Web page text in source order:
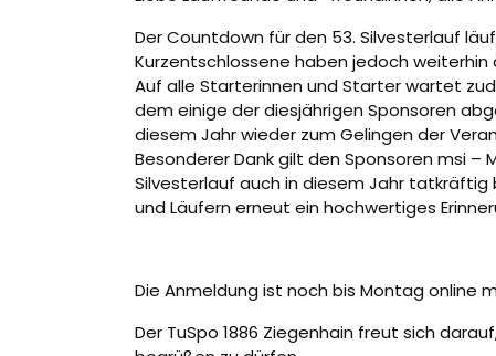
Der Countdown für den 53. Silvesterlauf
Kurzentschlossene haben jedoch
Auf alle Starterinnen und Starter wartet
dem einige der diesjährigen Sponsoren
diesem Jahr wieder zum Gelingen der
Besonderer Dank gilt den Sponsoren msi –
Silvesterlauf auch in diesem Jahr
und Läufern erneut ein hochwertiges
Die Anmeldung ist noch bis Montag online
Der TuSpo 1886 Ziegenhain freut sich